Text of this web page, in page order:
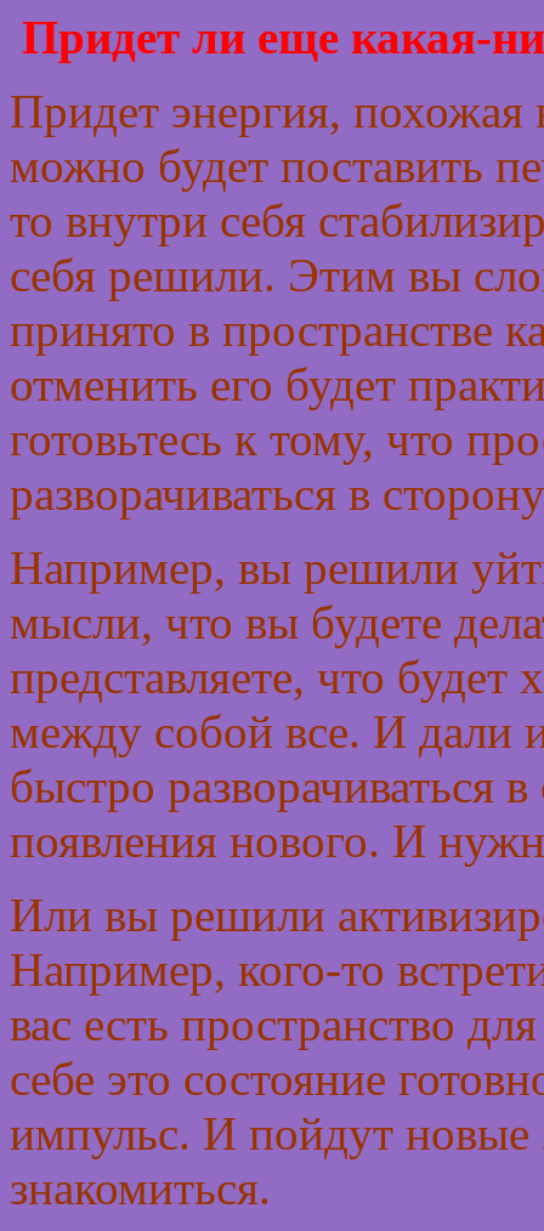
Придет ли еще какая-
Придет энергия,
можно будет поставить
то внутри себя
себя решили. Этим вы
принято в пространстве
отменить его будет
готовьтесь к тому, что
разворачиваться в
Например, вы решили
мысли, что вы будете
представляете, что
между собой все. И дали
быстро разворачиваться
появления нового. И
Или вы решили
Например, кого-то
вас есть пространство
себе это состояние
импульс. И пойдут новые
знакомиться.